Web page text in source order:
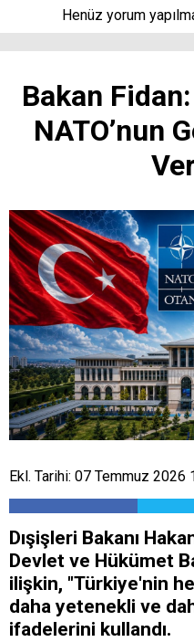
Henüz yorum
Bakan
NATO’nun
Ekl. Tarihi: 07 Temmuz 2026
Dışişleri Bakanı
Devlet ve Hükümet
ilişkin, "Türkiye'nin
daha yetenekli ve
ifadelerini kullandı.